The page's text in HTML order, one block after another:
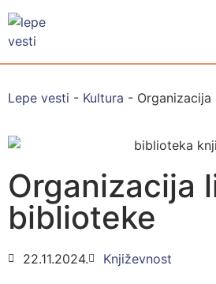
Lepe vesti - Kultura -
Organizacija
biblioteke
22.11.2024. Književnost